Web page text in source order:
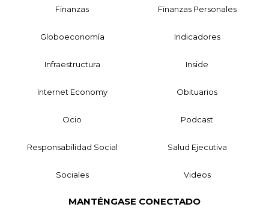
Finanzas Finanzas Personales
Globoeconomía Indicadores
Infraestructura Inside
Internet Economy Obituarios
Ocio Podcast
Responsabilidad Social Salud Ejecutiva
Sociales Videos
MANTÉNGASE CONECTADO